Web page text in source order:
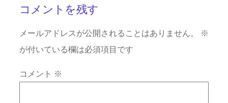
コメントを残す
メールアドレスが公開されることはありません。
※
が付いている欄は必須項目です
コメント ※